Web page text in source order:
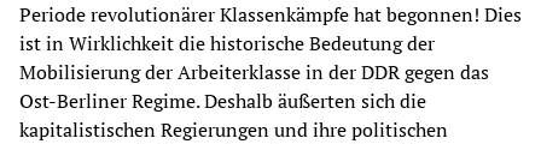
Periode revolutionärer Klassenkämpfe hat begonnen! Dies
ist in Wirklichkeit die historische Bedeutung der
Mobilisierung der Arbeiterklasse in der DDR gegen das
Ost-Berliner Regime. Deshalb äußerten sich die
kapitalistischen Regierungen und ihre politischen